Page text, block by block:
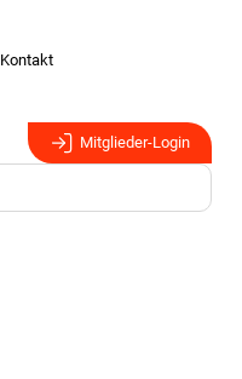
Kontakt
Mitglieder-Login